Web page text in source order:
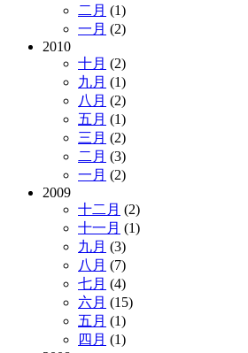
二月 (1)
一月 (2)
2010
十月 (2)
九月 (1)
八月 (2)
五月 (1)
三月 (2)
二月 (3)
一月 (2)
2009
十二月 (2)
十一月 (1)
九月 (3)
八月 (7)
七月 (4)
六月 (15)
五月 (1)
四月 (1)